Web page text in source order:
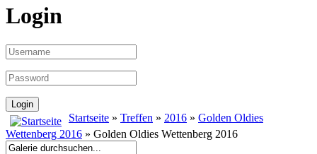
Login
Startseite » Treffen » 2016 » Golden Oldies
Wettenberg 2016 » Golden Oldies Wettenberg 2016